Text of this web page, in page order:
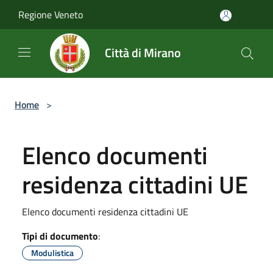
Regione Veneto
Città di Mirano
Home >
Elenco documenti
residenza cittadini UE
Elenco documenti residenza cittadini UE
Tipi di documento:
Modulistica